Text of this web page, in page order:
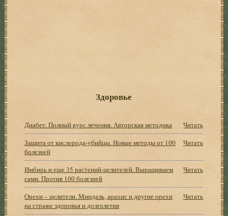
Здоровье
Диабет. Полный курс лечения. Авторская методика
Читать
Защита от кислорода-убийцы. Новые методы от 100
болезней
Читать
Имбирь и еще 35 растений-целителей. Выращиваем
сами. Против 100 болезней
Читать
Орехи – целители. Миндаль, арахис и другие орехи
на страже здоровья и долголетия
Читать